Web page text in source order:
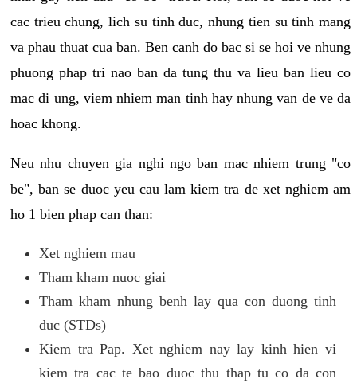
cac trieu chung, lich su tinh duc, nhung tien su tinh mang
va phau thuat cua ban. Ben canh do bac si se hoi ve nhung
phuong phap tri nao ban da tung thu va lieu ban lieu co
mac di ung, viem nhiem man tinh hay nhung van de ve da
hoac khong.
Neu nhu chuyen gia nghi ngo ban mac nhiem trung "co
be", ban se duoc yeu cau lam kiem tra de xet nghiem am
ho 1 bien phap can than:
Xet nghiem mau
Tham kham nuoc giai
Tham kham nhung benh lay qua con duong tinh
duc (STDs)
Kiem tra Pap. Xet nghiem nay lay kinh hien vi
kiem tra cac te bao duoc thu thap tu co da con